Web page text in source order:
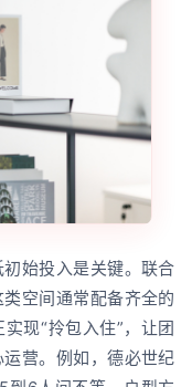
始投入是关键。联合
空间通常配备齐全的
现“拎包入住”，让团
营。例如，德必世纪